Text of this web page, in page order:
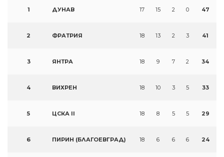
1 ДУНАВ 17 15 2 0 47
2 ФРАТРИЯ 18 13 2 3 41
3 ЯНТРА 18 9 7 2 34
4 ВИХРЕН 18 10 3 5 33
5 ЦСКА II 18 8 5 5 29
6 ПИРИН (БЛАГОЕВГРАД) 18 6 6 6 24